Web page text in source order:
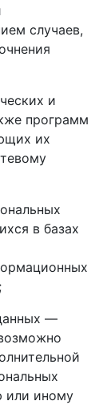
случаев,
и
программ
их
в базах
—
или иному